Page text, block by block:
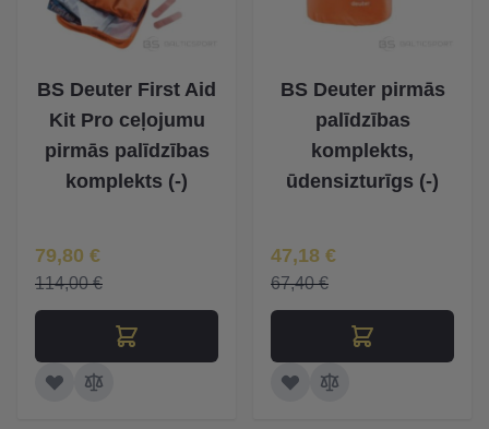
BS Deuter First Aid
Kit Pro ceļojumu
pirmās palīdzības
komplekts (-)
Īpaša Cena
79,80 €
114,00 €
BS Deuter pirmās
palīdzības
komplekts,
ūdensizturīgs (-)
Īpaša Cena
47,18 €
67,40 €